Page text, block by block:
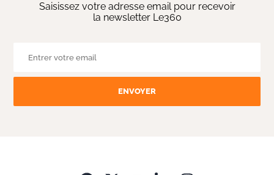
Saisissez votre adresse email pour recevoir
la newsletter Le360
ENVOYER